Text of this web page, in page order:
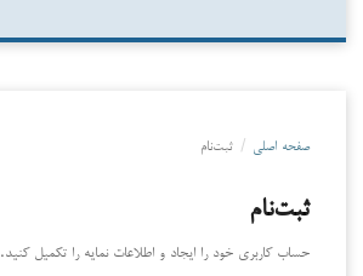
صفحه اصلی / ثبت‌نام
ثبت‌نام
حساب کاربری خود را ایجاد و اطلاعات نمایه را تکمیل کنید.